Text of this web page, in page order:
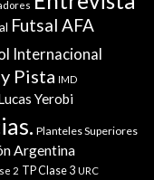
Futsal AFA
Internacional
Pista IMD
Yerobi
Planteles Superiores
Argentina
2 TP Clase 3 URC